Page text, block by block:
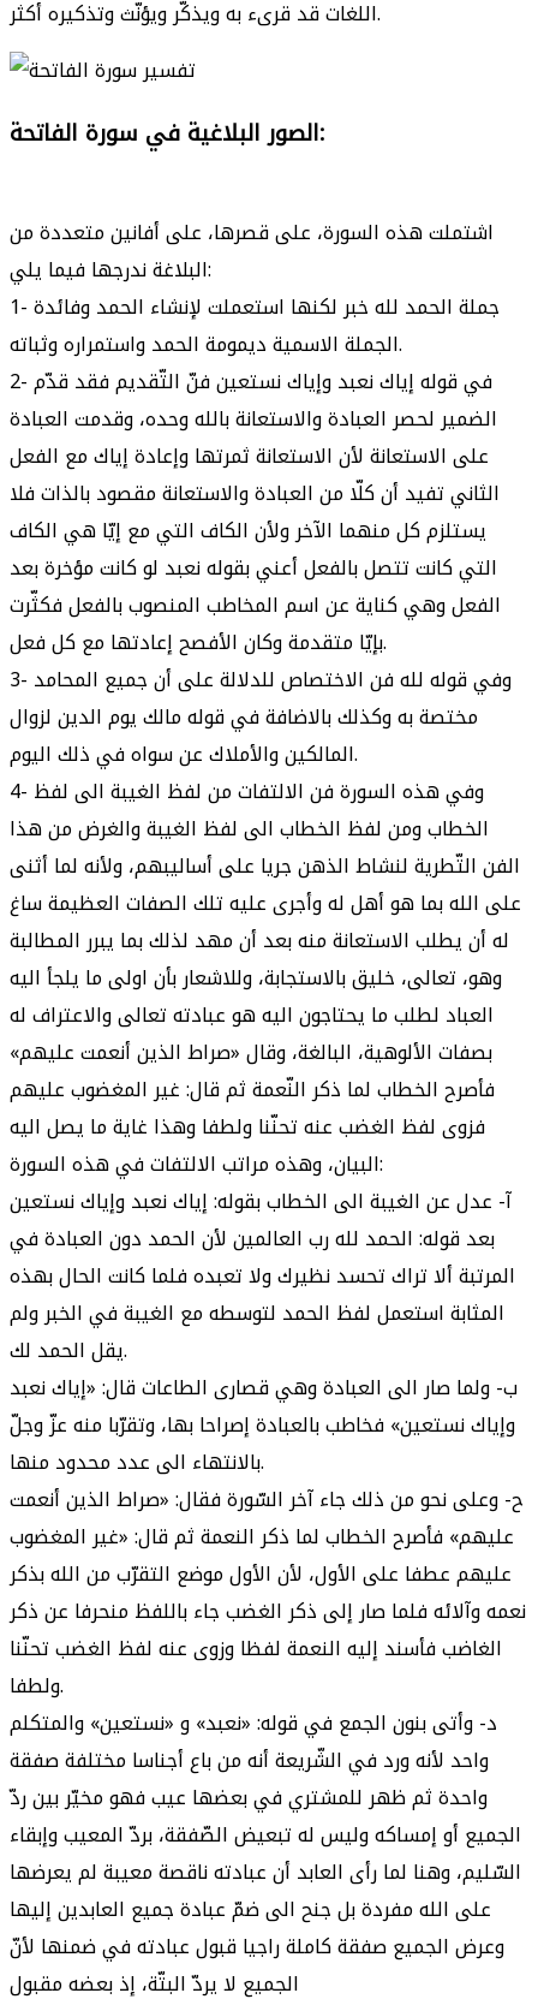
اللغات قد قرىء به ويذكّر ويؤنّث وتذكيره أكثر.
الصور البلاغية في سورة الفاتحة:
اشتملت هذه السورة، على قصرها، على أفانين متعددة من
البلاغة ندرجها فيما يلي:
1- جملة الحمد لله خبر لكنها استعملت لإنشاء الحمد وفائدة
الجملة الاسمية ديمومة الحمد واستمراره وثباته.
2- في قوله إياك نعبد وإياك نستعين فنّ التّقديم فقد قدّم
الضمير لحصر العبادة والاستعانة بالله وحده، وقدمت العبادة
على الاستعانة لأن الاستعانة ثمرتها وإعادة إياك مع الفعل
الثاني تفيد أن كلّا من العبادة والاستعانة مقصود بالذات فلا
يستلزم كل منهما الآخر ولأن الكاف التي مع إيّا هي الكاف
التي كانت تتصل بالفعل أعني بقوله نعبد لو كانت مؤخرة بعد
الفعل وهي كناية عن اسم المخاطب المنصوب بالفعل فكثّرت
بإيّا متقدمة وكان الأفصح إعادتها مع كل فعل.
3- وفي قوله لله فن الاختصاص للدلالة على أن جميع المحامد
مختصة به وكذلك بالاضافة في قوله مالك يوم الدين لزوال
المالكين والأملاك عن سواه في ذلك اليوم.
4- وفي هذه السورة فن الالتفات من لفظ الغيبة الى لفظ
الخطاب ومن لفظ الخطاب الى لفظ الغيبة والغرض من هذا
الفن التّطرية لنشاط الذهن جريا على أساليبهم، ولأنه لما أثنى
على الله بما هو أهل له وأجرى عليه تلك الصفات العظيمة ساغ
له أن يطلب الاستعانة منه بعد أن مهد لذلك بما يبرر المطالبة
وهو، تعالى، خليق بالاستجابة، وللاشعار بأن اولى ما يلجأ اليه
العباد لطلب ما يحتاجون اليه هو عبادته تعالى والاعتراف له
بصفات الألوهية، البالغة، وقال «صراط الذين أنعمت عليهم»
فأصرح الخطاب لما ذكر النّعمة ثم قال: غير المغضوب عليهم
فزوى لفظ الغضب عنه تحنّنا ولطفا وهذا غاية ما يصل اليه
البيان، وهذه مراتب الالتفات في هذه السورة:
آ- عدل عن الغيبة الى الخطاب بقوله: إياك نعبد وإياك نستعين
بعد قوله: الحمد لله رب العالمين لأن الحمد دون العبادة في
المرتبة ألا تراك تحسد نظيرك ولا تعبده فلما كانت الحال بهذه
المثابة استعمل لفظ الحمد لتوسطه مع الغيبة في الخبر ولم
يقل الحمد لك.
ب- ولما صار الى العبادة وهي قصارى الطاعات قال: «إياك نعبد
وإياك نستعين» فخاطب بالعبادة إصراحا بها، وتقرّبا منه عزّ وجلّ
بالانتهاء الى عدد محدود منها.
ح- وعلى نحو من ذلك جاء آخر السّورة فقال: «صراط الذين أنعمت
عليهم» فأصرح الخطاب لما ذكر النعمة ثم قال: «غير المغضوب
عليهم عطفا على الأول، لأن الأول موضع التقرّب من الله بذكر
نعمه وآلائه فلما صار إلى ذكر الغضب جاء باللفظ منحرفا عن ذكر
الغاضب فأسند إليه النعمة لفظا وزوى عنه لفظ الغضب تحنّنا
ولطفا.
د- وأتى بنون الجمع في قوله: «نعبد» و «نستعين» والمتكلم
واحد لأنه ورد في الشّريعة أنه من باع أجناسا مختلفة صفقة
واحدة ثم ظهر للمشتري في بعضها عيب فهو مخيّر بين ردّ
الجميع أو إمساكه وليس له تبعيض الصّفقة، بردّ المعيب وإبقاء
السّليم، وهنا لما رأى العابد أن عبادته ناقصة معيبة لم يعرضها
على الله مفردة بل جنح الى ضمّ عبادة جميع العابدين إليها
وعرض الجميع صفقة كاملة راجيا قبول عبادته في ضمنها لأنّ
الجميع لا يردّ البتّة، إذ بعضه مقبول